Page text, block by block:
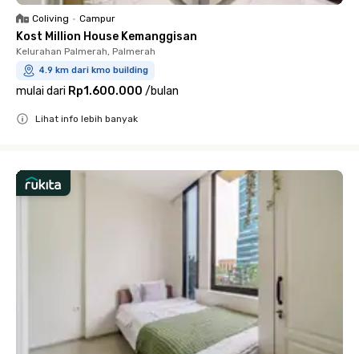
Coliving • Campur
Kost Million House Kemanggisan
Kelurahan Palmerah, Palmerah
4.9 km dari kmo building
mulai dari Rp1.600.000 /bulan
Lihat info lebih banyak